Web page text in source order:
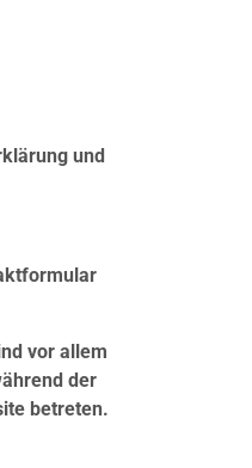
und
vor allem
der
betreten.